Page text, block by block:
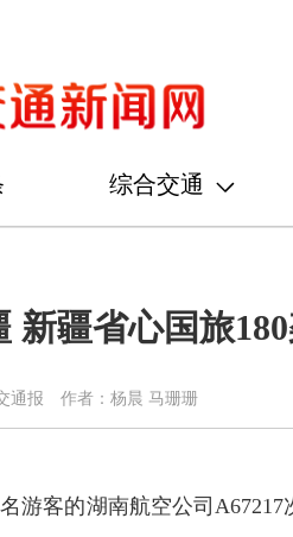
综合交通
新疆省心国旅
通报 作者：杨晨 马珊珊
游客的湖南航空公司